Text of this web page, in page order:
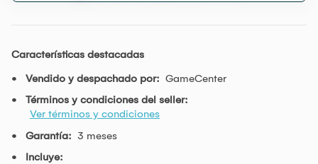
Características destacadas
Vendido y despachado por: GameCenter
Términos y condiciones del seller:
Ver términos y condiciones
Garantía: 3 meses
Incluye: